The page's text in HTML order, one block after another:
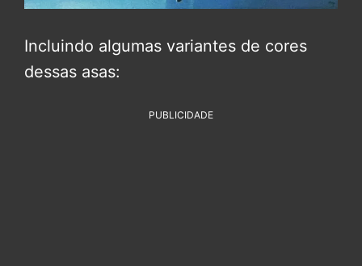
Incluindo algumas variantes de cores
dessas asas:
PUBLICIDADE